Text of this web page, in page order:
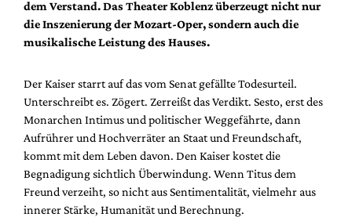
Service
Shop / Abo
Redaktion
Autor:innen
Partner
Mediadaten
Suche
dem Verstand. Das Theater Koblenz überzeugt nicht nur
die Inszenierung der Mozart-Oper, sondern auch die
musikalische Leistung des Hauses.
Der Kaiser starrt auf das vom Senat gefällte Todesurteil.
Unterschreibt es. Zögert. Zerreißt das Verdikt. Sesto, erst des
Monarchen Intimus und politischer Weggefährte, dann
Aufrührer und Hochverräter an Staat und Freundschaft,
kommt mit dem Leben davon. Den Kaiser kostet die
Begnadigung sichtlich Überwindung. Wenn Titus dem
Freund verzeiht, so nicht aus Sentimentalität, vielmehr aus
innerer Stärke, Humanität und Berechnung.